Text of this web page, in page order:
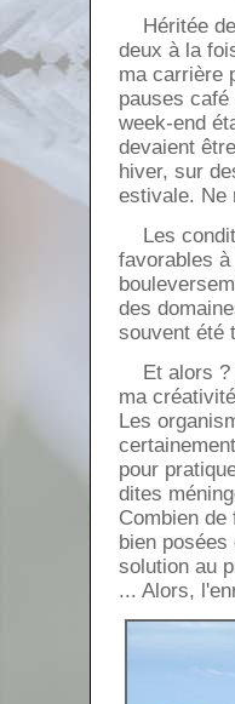
Héritée
deux à la
ma carrière
pauses
week-end
devaient
hiver, sur
estivale. Ne
Les
favorables
des
souvent été
Et alors ?
ma
Les
pour
dites
Combien
bien
solution au
... Alors,